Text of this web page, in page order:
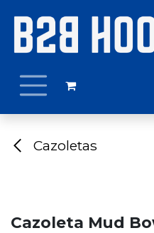
Cazoletas
Cazoleta Mud